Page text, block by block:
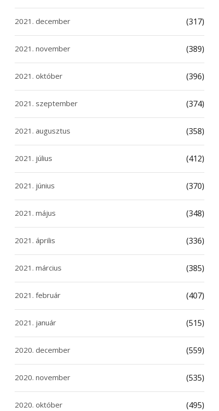
2021. december (317)
2021. november (389)
2021. október (396)
2021. szeptember (374)
2021. augusztus (358)
2021. július (412)
2021. június (370)
2021. május (348)
2021. április (336)
2021. március (385)
2021. február (407)
2021. január (515)
2020. december (559)
2020. november (535)
2020. október (495)